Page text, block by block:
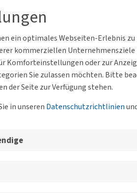
ein optimales Webseiten-Erlebnis
kommerziellen
Komforteinstellungen oder zur
Sie zulassen möchten. Bitte
der Seite zur Verfügung stehen.
in unseren Datenschutzrichtlinien
Politik, Verwaltung sowie der
Bereiche wie
der